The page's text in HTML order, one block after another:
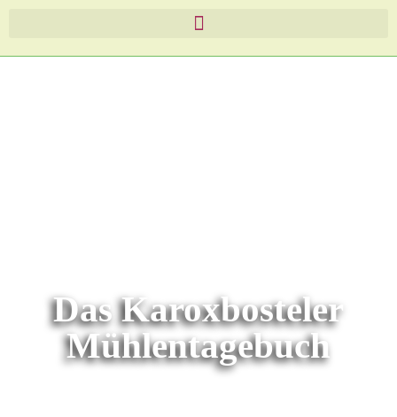
Das Karoxbosteler
Mühlentagebuch